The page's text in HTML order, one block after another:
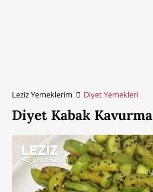
Leziz Yemeklerim Diyet Yemekleri
Diyet Kabak Kavurma